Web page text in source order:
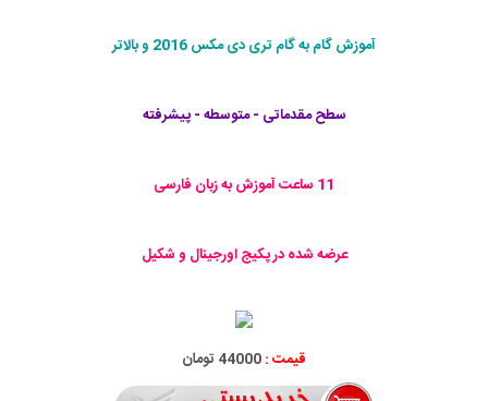
آموزش گام به گام تری دی مکس 2016 و بالاتر
سطح مقدماتی - متوسطه - پیشرفته
11 ساعت آموزش به زبان فارسی
عرضه شده در پکیج اورجینال و شکیل
قیمت :44000 تومان